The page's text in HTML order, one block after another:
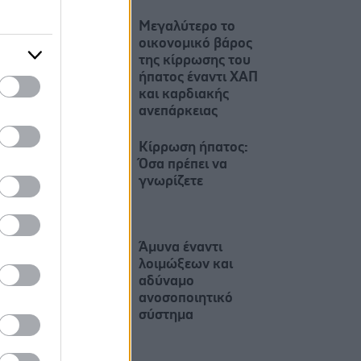
Μεγαλύτερο το
οικονομικό βάρος
της κίρρωσης του
ήπατος έναντι ΧΑΠ
και καρδιακής
ανεπάρκειας
Κίρρωση ήπατος:
Όσα πρέπει να
γνωρίζετε
Άμυνα έναντι
λοιμώξεων και
αδύναμο
ανοσοποιητικό
σύστημα